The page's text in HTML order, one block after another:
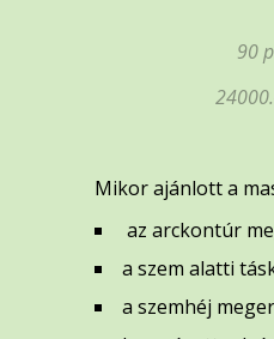
90
Mikor ajánlott a
az arckontúr
a szem alatti
a szemhéj